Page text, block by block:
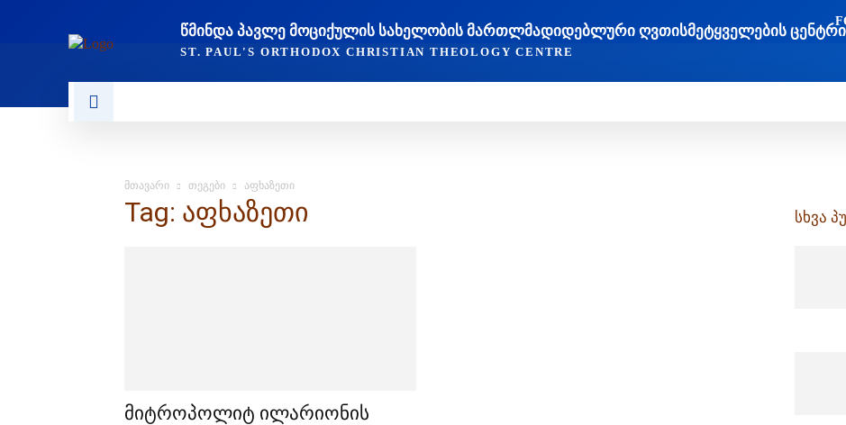
ᲬᲛᲘᲜᲓᲐ ᲞᲐᲕᲚᲔ ᲛᲝᲪᲘᲥᲣᲚᲘᲡ ᲡᲐᲮᲔᲚᲝᲑᲘᲡ ᲛᲐᲠᲗᲚᲛᲐᲓᲘᲓᲔᲑᲚᲣᲠᲘ ᲦᲕᲗᲘᲡᲛᲔᲢᲧᲕᲔᲚᲔᲑᲘᲡ ᲪᲔᲜᲢᲠᲘ
ST. PAUL'S ORTHODOX CHRISTIAN THEOLOGY CENTRE
მთავარი თეგები აფხაზეთი
Tag: აფხაზეთი
მიტროპოლიტ ილარიონის
სხვა